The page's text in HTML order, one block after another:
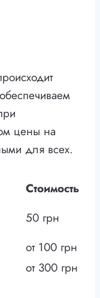
цены на
для всех.
Стоимость
50 грн
от 100 грн
от 300 грн